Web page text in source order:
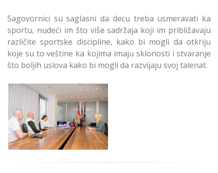
Sagovornici su saglasni da decu treba usmeravati ka
sportu, nudeći im što više sadržaja koji im približavaju
različite sportske discipline, kako bi mogli da otkriju
koje su to veštine ka kojima imaju sklonosti i stvaranje
što boljih uslova kako bi mogli da razvijaju svoj talenat.
Predsednica opštine
Novi Beograd Ivana
Nikolić